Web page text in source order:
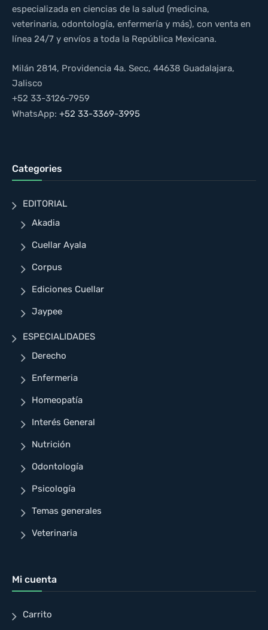
especializada en ciencias de la salud (medicina,
veterinaria, odontología, enfermería y más), con venta en
línea 24/7 y envíos a toda la República Mexicana.
Milán 2814, Providencia 4a. Secc, 44638 Guadalajara,
Jalisco
+52 33-3126-7959
WhatsApp: +52 33-3369-3995
Categories
EDITORIAL
Akadia
Cuellar Ayala
Corpus
Ediciones Cuellar
Jaypee
ESPECIALIDADES
Derecho
Enfermeria
Homeopatía
Interés General
Nutrición
Odontología
Psicología
Temas generales
Veterinaria
Mi cuenta
Carrito